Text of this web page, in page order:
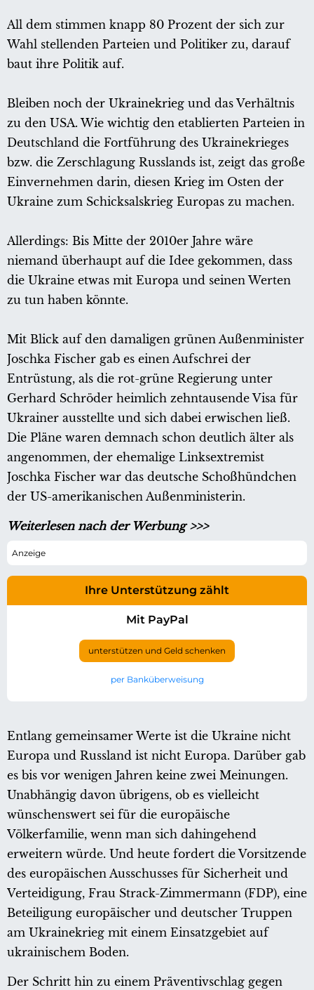
All dem stimmen knapp 80 Prozent der sich zur
Wahl stellenden Parteien und Politiker zu, darauf
baut ihre Politik auf.
Bleiben noch der Ukrainekrieg und das Verhältnis
zu den USA. Wie wichtig den etablierten Parteien in
Deutschland die Fortführung des Ukrainekrieges
bzw. die Zerschlagung Russlands ist, zeigt das große
Einvernehmen darin, diesen Krieg im Osten der
Ukraine zum Schicksalskrieg Europas zu machen.
Allerdings: Bis Mitte der 2010er Jahre wäre
niemand überhaupt auf die Idee gekommen, dass
die Ukraine etwas mit Europa und seinen Werten
zu tun haben könnte.
Mit Blick auf den damaligen grünen Außenminister
Joschka Fischer gab es einen Aufschrei der
Entrüstung, als die rot-grüne Regierung unter
Gerhard Schröder heimlich zehntausende Visa für
Ukrainer ausstellte und sich dabei erwischen ließ.
Die Pläne waren demnach schon deutlich älter als
angenommen, der ehemalige Linksextremist
Joschka Fischer war das deutsche Schoßhündchen
der US-amerikanischen Außenministerin.
Weiterlesen nach der Werbung >>>
Ihre Unterstützung zählt
Mit PayPal
unterstützen und Geld schenken
per Banküberweisung
Entlang gemeinsamer Werte ist die Ukraine nicht
Europa und Russland ist nicht Europa. Darüber gab
es bis vor wenigen Jahren keine zwei Meinungen.
Unabhängig davon übrigens, ob es vielleicht
wünschenswert sei für die europäische
Völkerfamilie, wenn man sich dahingehend
erweitern würde. Und heute fordert die Vorsitzende
des europäischen Ausschusses für Sicherheit und
Verteidigung, Frau Strack-Zimmermann (FDP), eine
Beteiligung europäischer und deutscher Truppen
am Ukrainekrieg mit einem Einsatzgebiet auf
ukrainischem Boden.
Der Schritt hin zu einem Präventivschlag gegen